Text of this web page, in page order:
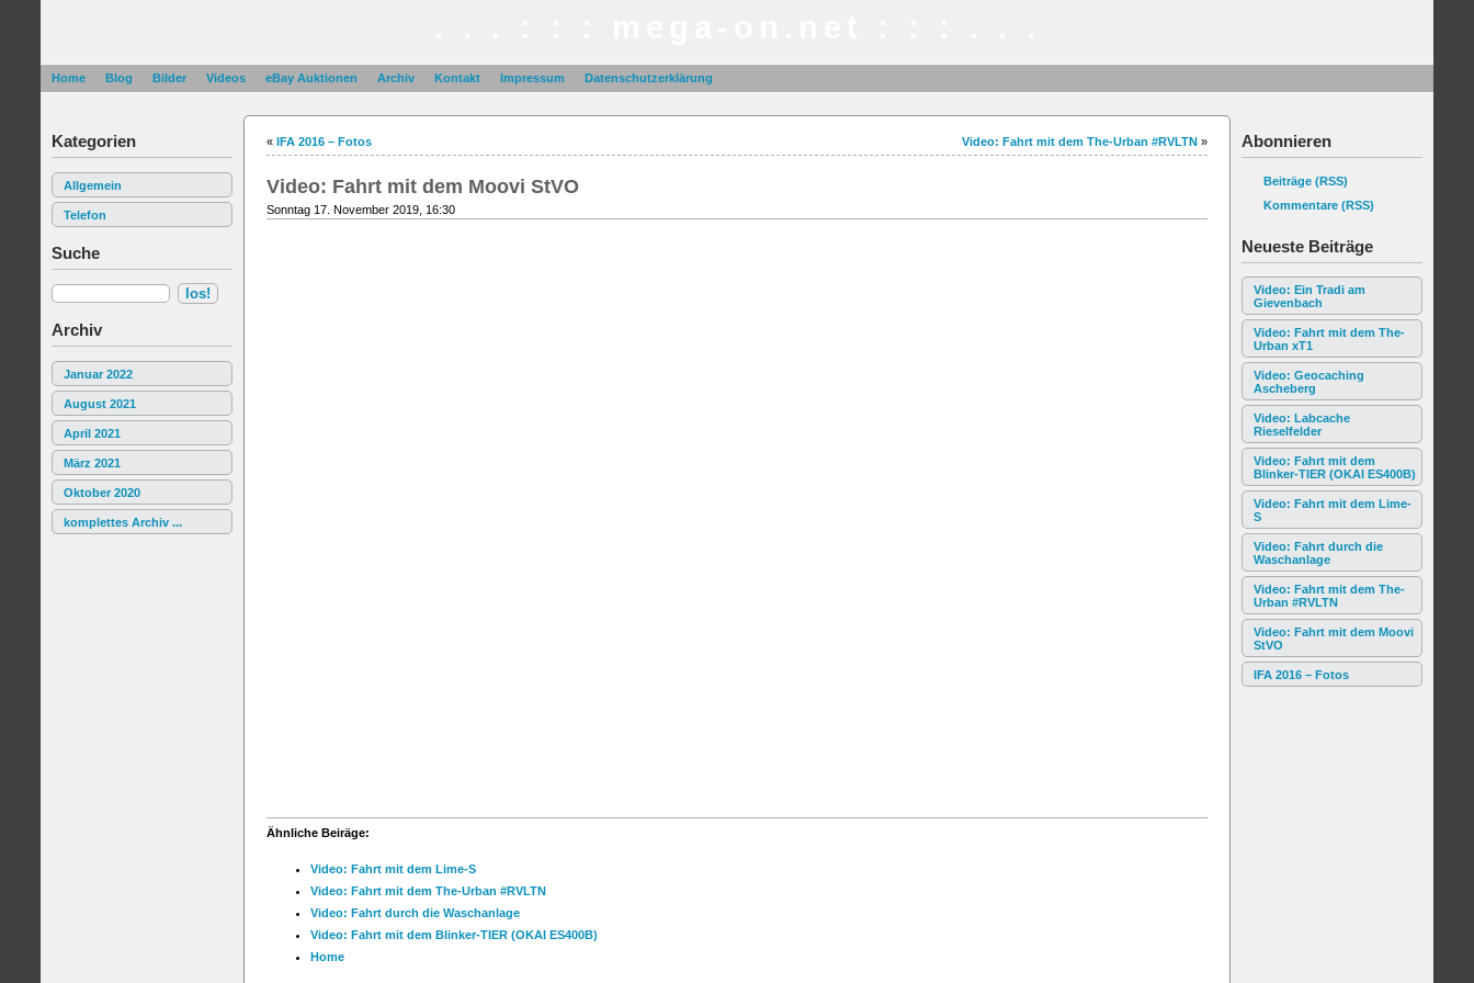
Home Blog Bilder Videos eBay Auktionen Archiv Kontakt Impressum Datenschutzerklärung
Kategorien
Allgemein
Telefon
Suche
Archiv
Januar 2022
August 2021
April 2021
März 2021
Oktober 2020
komplettes Archiv ...
Abonnieren
Beiträge (RSS)
Kommentare (RSS)
Neueste Beiträge
Video: Ein Tradi am
Gievenbach
Video: Fahrt mit dem The-
Urban xT1
Video: Geocaching
Ascheberg
Video: Labcache
Rieselfelder
Video: Fahrt mit dem
Blinker-TIER (OKAI ES400B)
Video: Fahrt mit dem Lime-
S
Video: Fahrt durch die
Waschanlage
Video: Fahrt mit dem The-
Urban #RVLTN
Video: Fahrt mit dem Moovi
StVO
IFA 2016 – Fotos
« IFA 2016 – Fotos Video: Fahrt mit dem The-Urban #RVLTN »
Video: Fahrt mit dem Moovi StVO
Sonntag 17. November 2019, 16:30
Ähnliche Beiräge:
Video: Fahrt mit dem Lime-S
Video: Fahrt mit dem The-Urban #RVLTN
Video: Fahrt durch die Waschanlage
Video: Fahrt mit dem Blinker-TIER (OKAI ES400B)
Home